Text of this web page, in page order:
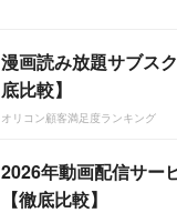
漫画読み放題サブス
底比較】
オリコン顧客満足度ランキング
2026年動画配信サー
【徹底比較】